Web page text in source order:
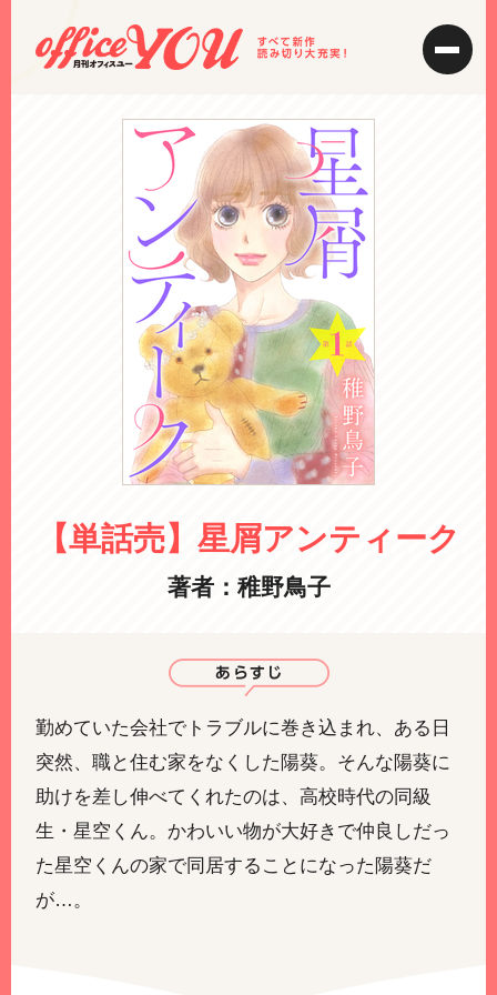
【単話売】星屑アンティーク
著者：稚野鳥子
勤めていた会社でトラブルに巻き込まれ、ある日
突然、職と住む家をなくした陽葵。そんな陽葵に
助けを差し伸べてくれたのは、高校時代の同級
生・星空くん。かわいい物が大好きで仲良しだっ
た星空くんの家で同居することになった陽葵だ
が…。